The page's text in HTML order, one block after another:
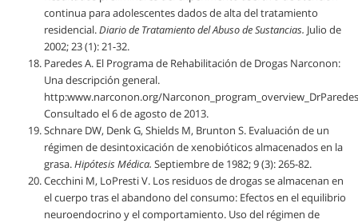
continua para adolescentes dados de alta del tratamiento
residencial.Diario de Tratamiento del Abuso de Sustancias. Julio de
2002; 23 (1): 21-32.
Paredes A. El Programa de Rehabilitación de Drogas Narconon:
Una descripción general.
http:www.narconon.org/
Consultado el 6 de agosto de 2013.
Schnare DW, Denk G, Shields M, Brunton S. Evaluación de un
régimen de desintoxicación de xenobióticos almacenados en la
grasa.Hipótesis Médica. Septiembre de 1982; 9 (3): 265-82.
Cecchini M, LoPresti V. Los residuos de drogas se almacenan en
el cuerpo tras el abandono del consumo: Efectos en el equilibrio
neuroendocrino y el comportamiento. Uso del régimen de